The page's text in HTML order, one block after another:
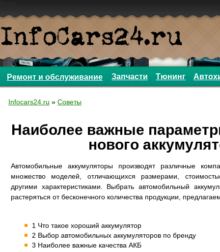
Ремонт и обслуживание Запчасти Тюнинг
Infocars24.ru » Советы
Наиболее важные
нового
Автомобильные аккумуляторы производят различные
множество моделей, отличающихся размерами,
другими характеристиками. Выбрать автомобильный
растеряться от бесконечного количества продукции,
1 Что такое хороший аккумулятор
2 Выбор автомобильных аккумуляторов по бренду
3 Наиболее важные качества АКБ